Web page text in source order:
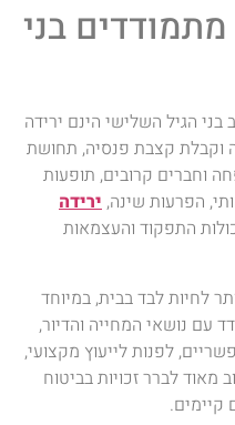
בני
הגיל השלישי הינם ירידה
וקבלת קצבת פנסיה, תחושת
וחברים קרובים, תופעות
הפרעות שינה,ירידה
התפקוד והעצמאות
לחיות לבד בבית, במיוחד
עם נושאי המחייה והדיור,
לפנות לייעוץ מקצועי,
לברר זכויות בביטוח
קיימים.